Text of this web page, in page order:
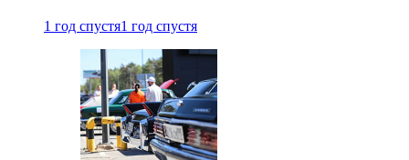
1 год спустя1 год спустя